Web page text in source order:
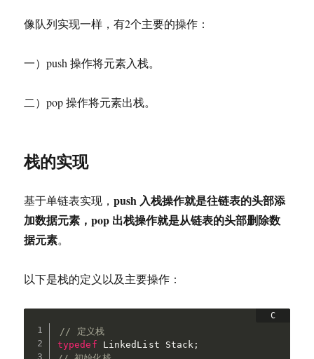
像队列实现一样，有2个主要的操作：
一）push 操作将元素入栈。
二）pop 操作将元素出栈。
栈的实现
基于单链表实现，push 入栈操作就是往链表的头部添
加数据元素，pop 出栈操作就是从链表的头部删除数
据元素。
以下是栈的定义以及主要操作：
// 定义栈
typedef LinkedList Stack ;